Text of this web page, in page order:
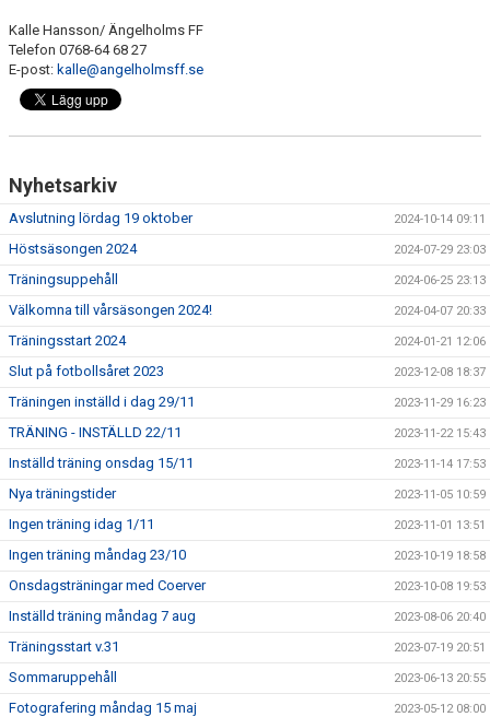
Kalle Hansson/ Ängelholms FF
Telefon 0768-64 68 27
E-post: kalle@angelholmsff.se
Nyhetsarkiv
Avslutning lördag 19 oktober 2024-10-14 09:11
Höstsäsongen 2024 2024-07-29 23:03
Träningsuppehåll 2024-06-25 23:13
Välkomna till vårsäsongen 2024! 2024-04-07 20:33
Träningsstart 2024 2024-01-21 12:06
Slut på fotbollsåret 2023 2023-12-08 18:37
Träningen inställd i dag 29/11 2023-11-29 16:23
TRÄNING - INSTÄLLD 22/11 2023-11-22 15:43
Inställd träning onsdag 15/11 2023-11-14 17:53
Nya träningstider 2023-11-05 10:59
Ingen träning idag 1/11 2023-11-01 13:51
Ingen träning måndag 23/10 2023-10-19 18:58
Onsdagsträningar med Coerver 2023-10-08 19:53
Inställd träning måndag 7 aug 2023-08-06 20:40
Träningsstart v.31 2023-07-19 20:51
Sommaruppehåll 2023-06-13 20:55
Fotografering måndag 15 maj 2023-05-12 08:00